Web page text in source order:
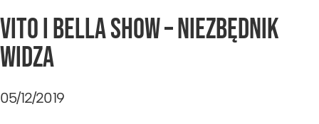
VITO I BELLA SHOW – NIEZBĘDNIK
WIDZA
05/12/2019